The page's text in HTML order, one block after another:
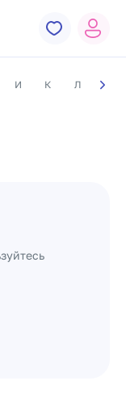
И К Л М